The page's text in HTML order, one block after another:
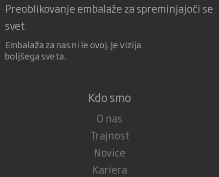
Preoblikovanje embalaže za spreminjajoči se
svet
Embalaža za nas ni le ovoj. Je vizija
boljšega sveta.
Kdo smo
O nas
Trajnost
Novice
Kariera